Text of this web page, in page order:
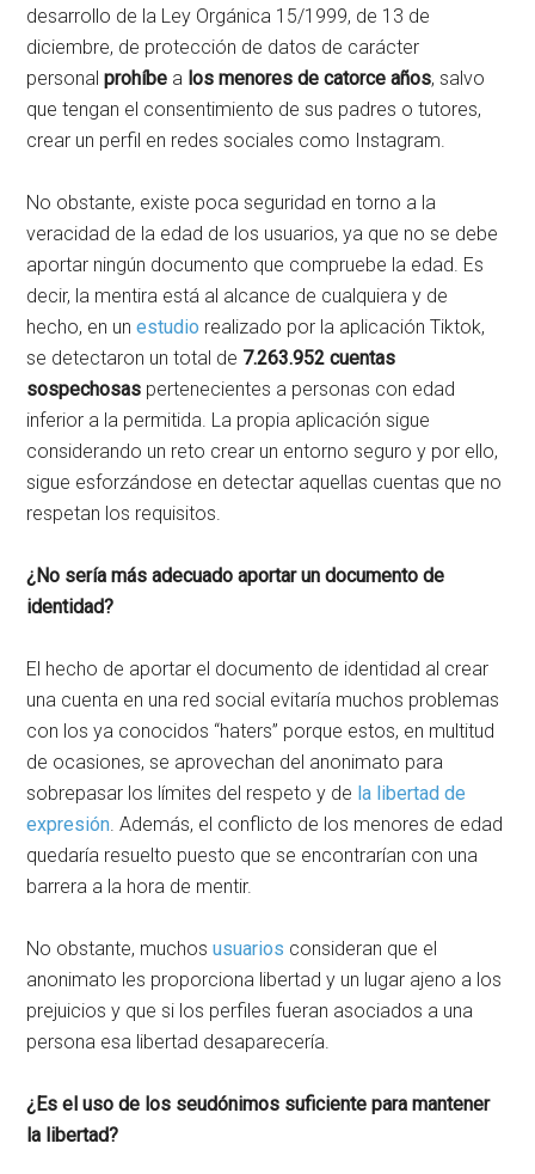
desarrollo de la Ley Orgánica 15/1999, de 13 de
diciembre, de protección de datos de carácter
personalprohíbe a los menores de catorce años, salvo
que tengan el consentimiento de sus padres o tutores,
crear un perfil en redes sociales como Instagram.
No obstante, existe poca seguridad en torno a la
veracidad de la edad de los usuarios, ya que no se debe
aportar ningún documento que compruebe la edad. Es
decir, la mentira está al alcance de cualquiera y de
hecho, en unestudio realizado por la aplicación Tiktok,
se detectaron un total de 7.263.952 cuentas
sospechosas pertenecientes a personas con edad
inferior a la permitida. La propia aplicación sigue
considerando un reto crear un entorno seguro y por ello,
sigue esforzándose en detectar aquellas cuentas que no
respetan los requisitos.
¿No sería más adecuado aportar un documento de
identidad?
El hecho de aportar el documento de identidad al crear
una cuenta en una red social evitaría muchos problemas
con los ya conocidos “haters” porque estos, en multitud
de ocasiones, se aprovechan del anonimato para
sobrepasar los límites del respeto y de la libertad de
expresión . Además, el conflicto de los menores de edad
quedaría resuelto puesto que se encontrarían con una
barrera a la hora de mentir.
No obstante, muchosusuarios consideran que el
anonimato les proporciona libertad y un lugar ajeno a los
prejuicios y que si los perfiles fueran asociados a una
persona esa libertad desaparecería.
¿Es el uso de los seudónimos suficiente para mantener
la libertad?